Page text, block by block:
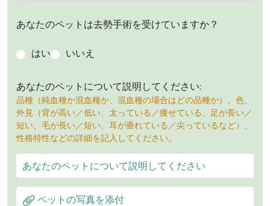
あなたのペットは去勢手術を受けていますか？
はい いいえ
あなたのペットについて説明してください:
品種（純血種か混血種か、混血種の場合はどの品種か）、色、
外見（背が高い／低い、太っている／痩せている、足が長い／
短い、毛が長い／短い、耳が垂れている／尖っているなど）、
性格特性などの詳細を記入してください。
ペットの写真を添付